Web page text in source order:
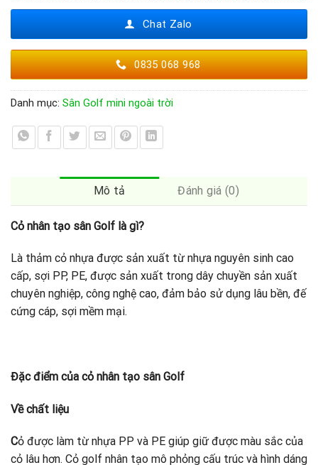
Chat Zalo
0835 068 968
Danh mục: Sân Golf mini ngoài trời
Mô tả Đánh giá (0)
Cỏ nhân tạo sân Golf là gì?
Là thảm cỏ nhựa được sản xuất từ nhựa nguyên sinh cao
cấp, sợi PP, PE, được sản xuất trong dây chuyền sản xuất
chuyên nghiệp, công nghệ cao, đảm bảo sử dụng lâu bền, đế
cứng cáp, sợi mềm mại.
Đặc điểm của cỏ nhân tạo sân Golf
Về chất liệu
Cỏ được làm từ nhựa PP và PE giúp giữ được màu sắc của
cỏ lâu hơn. Cỏ golf nhân tạo mô phỏng cấu trúc và hình dáng